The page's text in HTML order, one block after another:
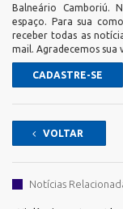
Balneário Camboriú.
espaço. Para sua
receber todas as
mail. Agradecemos sua
CADASTRE-SE
VOLTAR
Notícias